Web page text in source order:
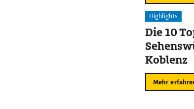
Highlights
Die 10
Koblenz
Mehr